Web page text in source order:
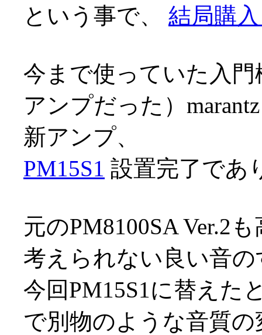
という事で、 結局購
今まで使っていた入
アンプだった）
新アンプ、
PM15S1 設置完了であ
元のPM8100SA Ver.2
考えられない良い音
今回PM15S1に替えた
で別物のような音質